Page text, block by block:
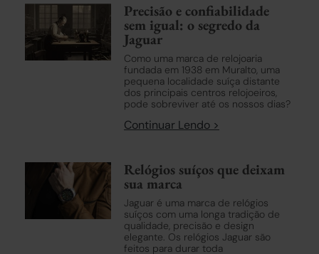
Precisão e confiabilidade
sem igual: o segredo da
Jaguar
Como uma marca de relojoaria
fundada em 1938 em Muralto, uma
pequena localidade suíça distante
dos principais centros relojoeiros,
pode sobreviver até os nossos dias?
Continuar Lendo >
Relógios suíços que deixam
sua marca
Jaguar é uma marca de relógios
suíços com uma longa tradição de
qualidade, precisão e design
elegante. Os relógios Jaguar são
feitos para durar toda